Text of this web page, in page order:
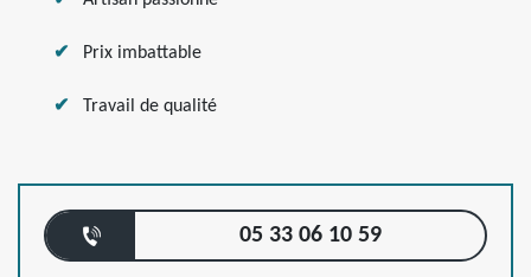
Prix imbattable
Travail de qualité
05 33 06 10 59